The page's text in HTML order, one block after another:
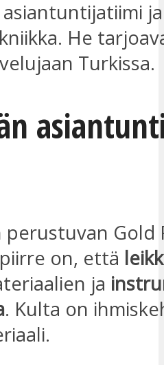
ja
He
Turkissa.
perustuvan Gold
on, että
ja
. Kulta on